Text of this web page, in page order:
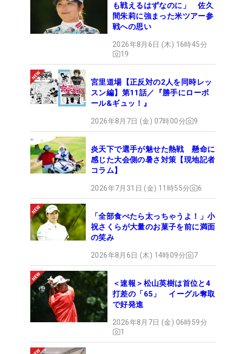
も戦えるはずなのに」 佐久
間朱莉に強まった米ツアー参
戦への思い
2026年8月6日 (木) 16時45分
19
宮里道場【正反対の2人を同時レッ
スン編】第11話／『勝手にローボ
ール&ギュッ！』
2026年8月7日 (金) 07時00分 9
炎天下で選手が魅せた熱戦 懸命に
感じた大会側の暑さ対策【現地記者
コラム】
2026年7月31日 (金) 11時55分 6
「全部食べたら太っちゃうよ！」小
祝さくらが大量のお菓子を前に満面
の笑み
2026年8月6日 (木) 14時09分 7
＜速報＞松山英樹は首位と4
打差の「65」 イーグル奪取
で好発進
2026年8月7日 (金) 06時59分
1